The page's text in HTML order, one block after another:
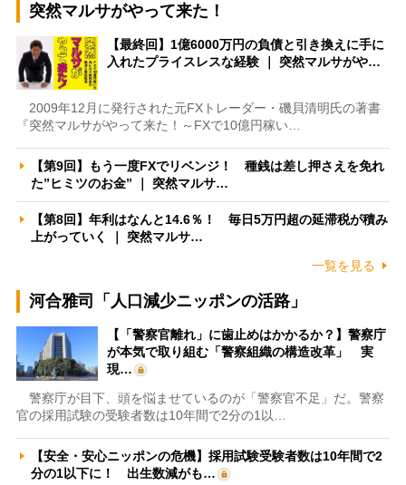
突然マルサがやって来た！
【最終回】1億6000万円の負債と引き換えに手に
入れたプライスレスな経験 ｜ 突然マルサがや…
2009年12月に発行された元FXトレーダー・磯貝清明氏の著書
『突然マルサがやって来た！～FXで10億円稼い…
【第9回】もう一度FXでリベンジ！ 種銭は差し押さえを免れ
た”ヒミツのお金” ｜ 突然マルサ…
【第8回】年利はなんと14.6％！ 毎日5万円超の延滞税が積み
上がっていく ｜ 突然マルサ…
一覧を見る
河合雅司「人口減少ニッポンの活路」
【「警察官離れ」に歯止めはかかるか？】警察庁
が本気で取り組む「警察組織の構造改革」 実
現…
警察庁が目下、頭を悩ませているのが「警察官不足」だ。警察
官の採用試験の受験者数は10年間で2分の1以…
【安全・安心ニッポンの危機】採用試験受験者数は10年間で2
分の1以下に！ 出生数減がも…